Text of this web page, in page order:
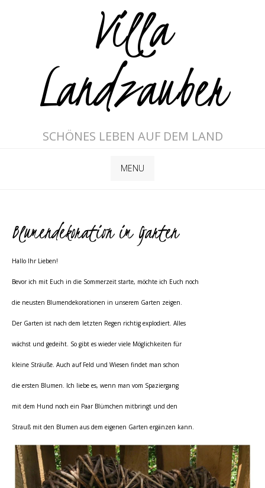
Villa
Landzauber
SCHÖNES LEBEN AUF DEM LAND
MENU
Blumendekoration im Garten
Hallo Ihr Lieben!
Bevor ich mit Euch in die Sommerzeit starte, möchte ich Euch noch
die neusten Blumendekorationen in unserem Garten zeigen.
Der Garten ist nach dem letzten Regen richtig explodiert. Alles
wächst und gedeiht. So gibt es wieder viele Möglichkeiten für
kleine Sträuße. Auch auf Feld und Wiesen findet man schon
die ersten Blumen. Ich liebe es, wenn man vom Spaziergang
mit dem Hund noch ein Paar Blümchen mitbringt und den
Strauß mit den Blumen aus dem eigenen Garten ergänzen kann.